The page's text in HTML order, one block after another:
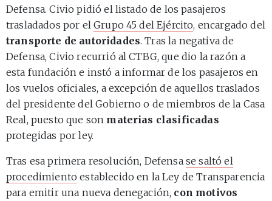
Defensa. Civio pidió el listado de los pasajeros
trasladados por elGrupo 45 del Ejército, encargado del
transporte de autoridades. Tras la negativa de
Defensa, Civio recurrió al CTBG, que dio la razón a
esta fundación e instó a informar de los pasajeros en
los vuelos oficiales, a excepción de aquellos traslados
del presidente del Gobierno o de miembros de la Casa
Real, puesto que son materias clasificadas
protegidas por ley.
Tras esa primera resolución, Defensa se saltó el
procedimiento establecido en la Ley de Transparencia
para emitir una nueva denegación, con motivos